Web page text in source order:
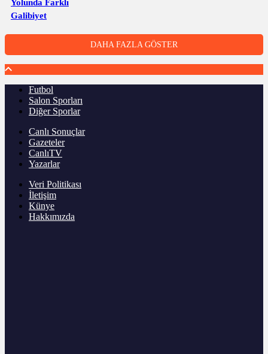
Yolunda Farklı
Galibiyet
DAHA FAZLA GÖSTER
Futbol
Salon Sporları
Diğer Sporlar
Canlı Sonuçlar
Gazeteler
CanlıTV
Yazarlar
Veri Politikası
İletişim
Künye
Hakkımızda